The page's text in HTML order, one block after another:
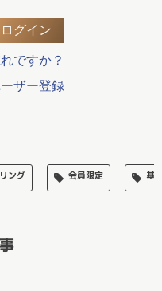
ですか？
ザー登録
ング 会員限定 基